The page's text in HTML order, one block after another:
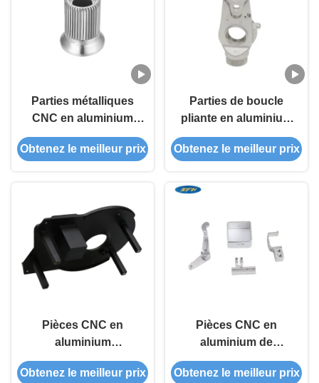
Parties métalliques
CNC en aluminium
Production continue
24 heures sur 24, 7
mesure, dessins
techniques, soutien
technique après-
vente
Obtenez le meilleur prix
Parties de boucle
pliante en aluminium
usinées à la CNC
OEM de précision
scooters pliants
Obtenez le meilleur prix
Pièces CNC en
aluminium
professionnelles avec
anodisation et
Obtenez le meilleur prix
Pièces CNC en
aluminium de
précision avec
outillage
Obtenez le meilleur prix